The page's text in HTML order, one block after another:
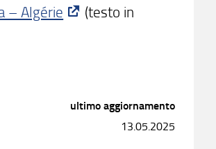
– Algérie
(testo in
ultimo aggiornamento
13.05.2025